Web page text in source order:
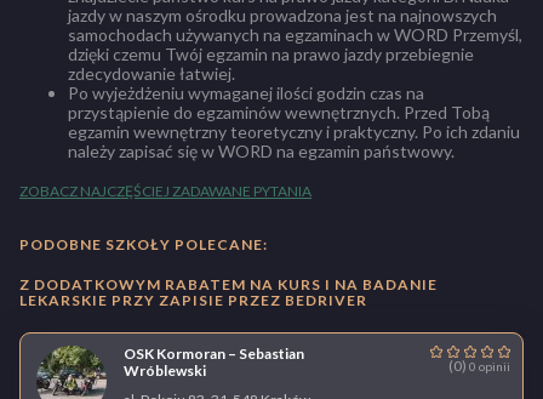
jazdy w naszym ośrodku prowadzona jest na najnowszych
samochodach używanych na egzaminach w WORD Przemyśl,
dzięki czemu Twój egzamin na prawo jazdy przebiegnie
zdecydowanie łatwiej.
Po wyjeżdżeniu wymaganej ilości godzin czas na
przystąpienie do egzaminów wewnętrznych. Przed Tobą
egzamin wewnętrzny teoretyczny i praktyczny. Po ich zdaniu
należy zapisać się w WORD na egzamin państwowy.
ZOBACZ NAJCZĘŚCIEJ ZADAWANE PYTANIA
PODOBNE SZKOŁY POLECANE:
Z DODATKOWYM RABATEM NA KURS I NA BADANIE
LEKARSKIE PRZY ZAPISIE PRZEZ BEDRIVER
OSK Kormoran – Sebastian
Wróblewski
(0) 0 opinii